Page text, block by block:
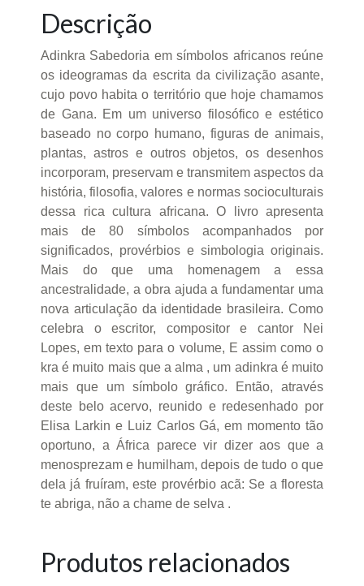
Descrição
Adinkra Sabedoria em símbolos africanos reúne
os ideogramas da escrita da civilização asante,
cujo povo habita o território que hoje chamamos
de Gana. Em um universo filosófico e estético
baseado no corpo humano, figuras de animais,
plantas, astros e outros objetos, os desenhos
incorporam, preservam e transmitem aspectos da
história, filosofia, valores e normas socioculturais
dessa rica cultura africana. O livro apresenta
mais de 80 símbolos acompanhados por
significados, provérbios e simbologia originais.
Mais do que uma homenagem a essa
ancestralidade, a obra ajuda a fundamentar uma
nova articulação da identidade brasileira. Como
celebra o escritor, compositor e cantor Nei
Lopes, em texto para o volume, E assim como o
kra é muito mais que a alma , um adinkra é muito
mais que um símbolo gráfico. Então, através
deste belo acervo, reunido e redesenhado por
Elisa Larkin e Luiz Carlos Gá, em momento tão
oportuno, a África parece vir dizer aos que a
menosprezam e humilham, depois de tudo o que
dela já fruíram, este provérbio acã: Se a floresta
te abriga, não a chame de selva .
Produtos relacionados